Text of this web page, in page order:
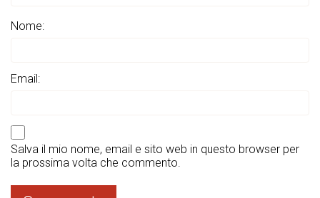
Nome:
Email:
Salva il mio nome, email e sito web in questo browser per
la prossima volta che commento.